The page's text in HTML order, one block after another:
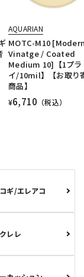
AQUARIAN
MOTC-M10
Vinatge / Coated
Medium 10]【1プラ
イ/10mil】【お取り
商品】
¥6,710 （税込）
ギ/エレアコ
レレ